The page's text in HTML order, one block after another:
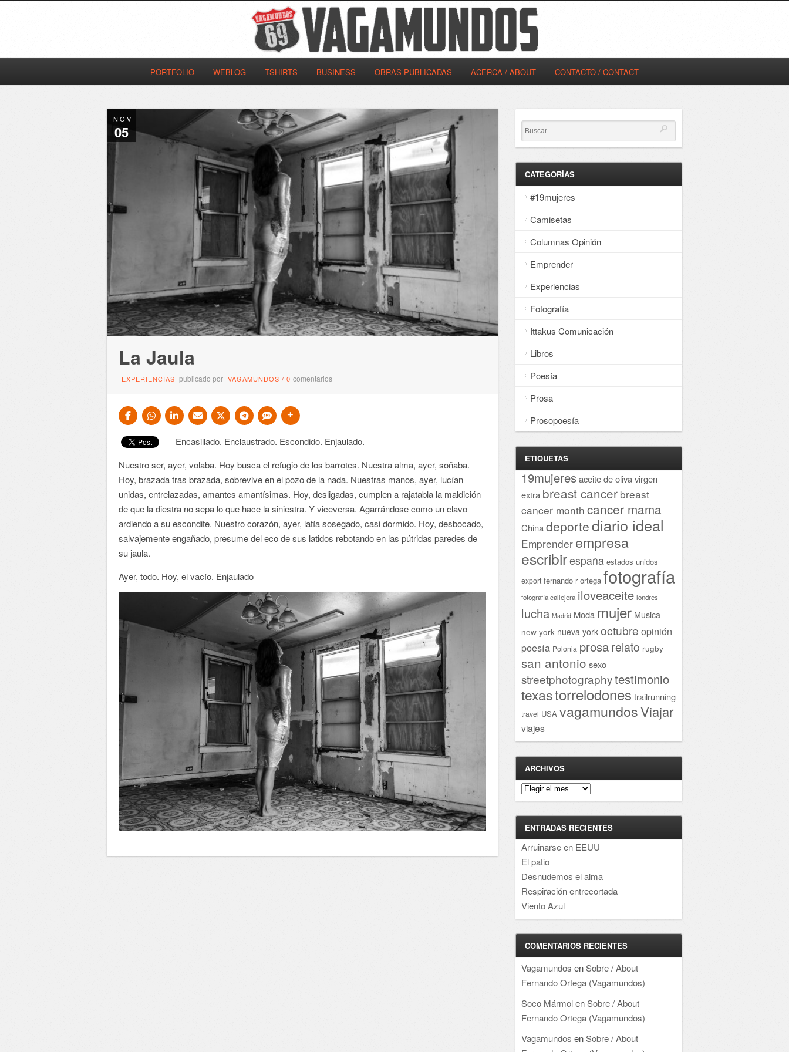
PORTFOLIO WEBLOG TSHIRTS BUSINESS OBRAS PUBLICADAS ACERCA / ABOUT CONTACTO / CONTACT
NOV
05
La Jaula
EXPERIENCIAS publicado por VAGAMUNDOS /0comentarios
Encasillado. Enclaustrado. Escondido. Enjaulado.
Nuestro ser, ayer, volaba. Hoy busca el refugio de los barrotes. Nuestra alma, ayer, soñaba.
Hoy, brazada tras brazada, sobrevive en el pozo de la nada. Nuestras manos, ayer, lucían
unidas, entrelazadas, amantes amantísimas. Hoy, desligadas, cumplen a rajatabla la maldición
de que la diestra no sepa lo que hace la siniestra. Y viceversa. Agarrándose como un clavo
ardiendo a su escondite. Nuestro corazón, ayer, latía sosegado, casi dormido. Hoy, desbocado,
salvajemente engañado, presume del eco de sus latidos rebotando en las pútridas paredes de
su jaula.
Ayer, todo. Hoy, el vacío. Enjaulado
CATEGORÍAS
#19mujeres
Camisetas
Columnas Opinión
Emprender
Experiencias
Fotografía
Ittakus Comunicación
Libros
Poesía
Prosa
Prosopoesía
ETIQUETAS
19mujeresaceite de oliva virgen
extra breast cancer breast
cancer month cancer mama
Chinadeportediario ideal
Emprender empresa
escribirespaña estados unidos
export fernando r ortega fotografía
fotografía callejera iloveaceite londres
lucha Madrid Moda mujer Musica
new york nueva york octubre opinión
poesía Polonia prosarelato rugby
san antonio sexo
streetphotographytestimonio
texastorrelodones trailrunning
travel USA vagamundosViajar
viajes
ARCHIVOS
Archivos
ENTRADAS RECIENTES
Arruinarse en EEUU
El patio
Desnudemos el alma
Respiración entrecortada
Viento Azul
COMENTARIOS RECIENTES
Vagamundos enSobre / About
Fernando Ortega (Vagamundos)
Soco MármolenSobre / About
Fernando Ortega (Vagamundos)
Vagamundos enSobre / About